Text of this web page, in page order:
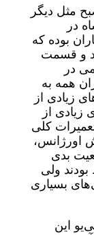
خردادماه، حدود ساعت ۹ صبح مثل دیگر
در
بوده که
و قسمت
در
همه به
زیادی از
زیادی از
کلی
اورژانس،
بدی
بودند ولی
بسیاری
این